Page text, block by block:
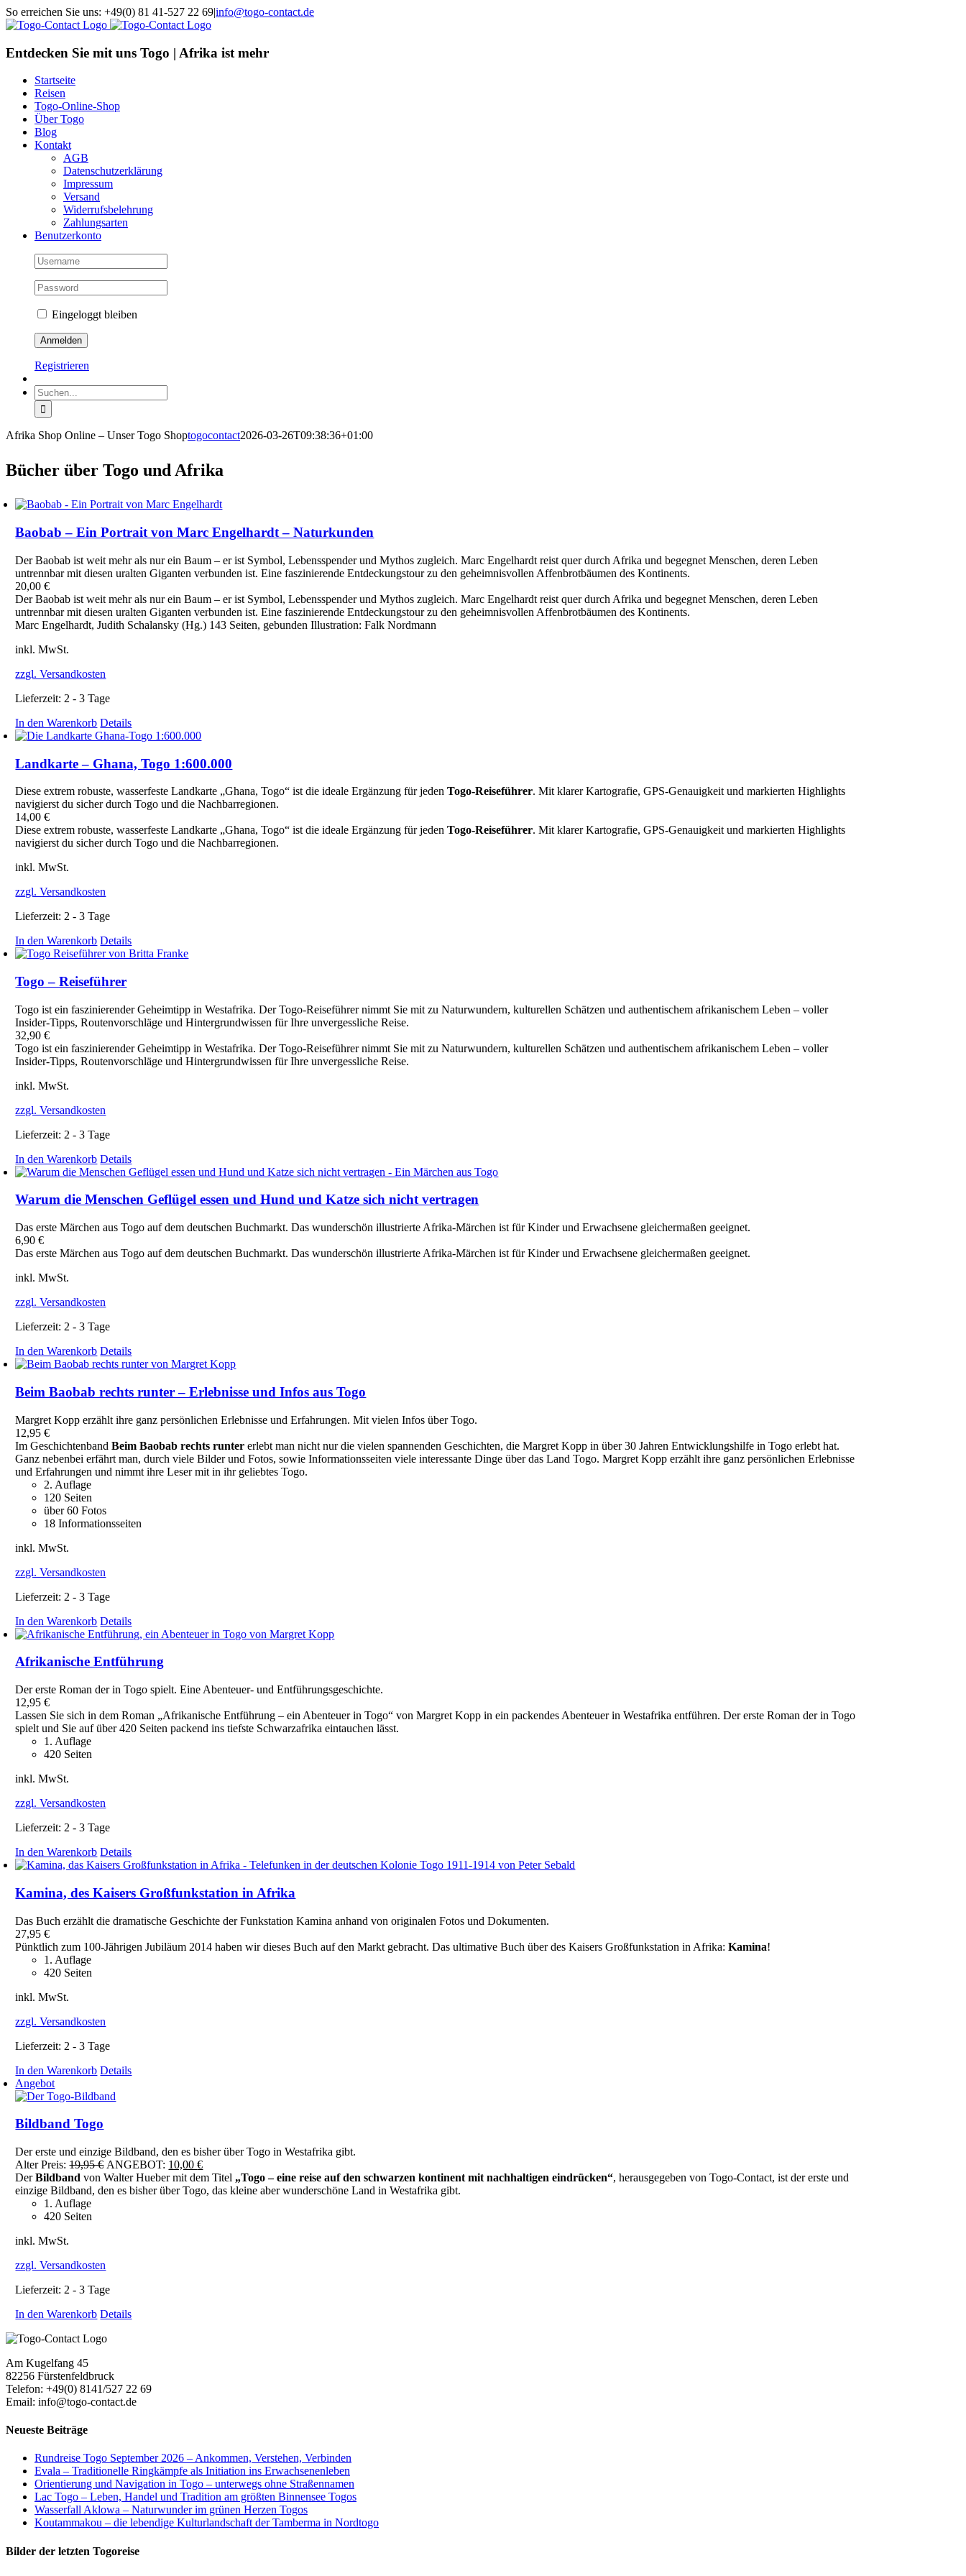
Skip
to
So erreichen Sie uns: +49(0) 81 41-527 22 69|info@togo-contact.de
Facebook
Instagram
Pinterest
X
Rss
E-
Entdecken Sie mit uns Togo | Afrika ist mehr
Startseite
Reisen
Togo-Online-Shop
Über Togo
Blog
Kontakt
AGB
Datenschutzerklärung
Impressum
Versand
Widerrufsbelehrung
Zahlungsarten
Benutzerkonto
Eingeloggt bleiben
Registrieren
Suche
nach:
Afrika Shop Online – Unser Togo Shoptogocontact2026-03-26T09:38:36+01:00
Bücher über Togo und Afrika
Baobab – Ein Portrait von Marc Engelhardt – Naturkunden
Der Baobab ist weit mehr als nur ein Baum – er ist Symbol, Lebensspender und Mythos zugleich. Marc Engelhardt reist quer durch Afrika und begegnet Menschen, deren Leben
untrennbar mit diesen uralten Giganten verbunden ist. Eine faszinierende Entdeckungstour zu den geheimnisvollen Affenbrotbäumen des Kontinents.
20,00€
Der Baobab ist weit mehr als nur ein Baum – er ist Symbol, Lebensspender und Mythos zugleich. Marc Engelhardt reist quer durch Afrika und begegnet Menschen, deren Leben
untrennbar mit diesen uralten Giganten verbunden ist. Eine faszinierende Entdeckungstour zu den geheimnisvollen Affenbrotbäumen des Kontinents.
Marc Engelhardt, Judith Schalansky (Hg.) 143 Seiten, gebunden Illustration: Falk Nordmann
inkl. MwSt.
zzgl. Versandkosten
Lieferzeit: 2 - 3 Tage
In den Warenkorb Details
Landkarte – Ghana, Togo 1:600.000
Diese extrem robuste, wasserfeste Landkarte „Ghana, Togo“ ist die ideale Ergänzung für jedenTogo‑Reiseführer. Mit klarer Kartografie, GPS‑Genauigkeit und markierten Highlights
navigierst du sicher durch Togo und die Nachbarregionen.
14,00€
Diese extrem robuste, wasserfeste Landkarte „Ghana, Togo“ ist die ideale Ergänzung für jedenTogo‑Reiseführer. Mit klarer Kartografie, GPS‑Genauigkeit und markierten Highlights
navigierst du sicher durch Togo und die Nachbarregionen.
inkl. MwSt.
zzgl. Versandkosten
Lieferzeit: 2 - 3 Tage
In den Warenkorb Details
Togo – Reiseführer
Togo ist ein faszinierender Geheimtipp in Westafrika. Der Togo‑Reiseführer nimmt Sie mit zu Naturwundern, kulturellen Schätzen und authentischem afrikanischem Leben – voller
Insider‑Tipps, Routenvorschläge und Hintergrundwissen für Ihre unvergessliche Reise.
32,90€
Togo ist ein faszinierender Geheimtipp in Westafrika. Der Togo‑Reiseführer nimmt Sie mit zu Naturwundern, kulturellen Schätzen und authentischem afrikanischem Leben – voller
Insider‑Tipps, Routenvorschläge und Hintergrundwissen für Ihre unvergessliche Reise.
inkl. MwSt.
zzgl. Versandkosten
Lieferzeit: 2 - 3 Tage
In den Warenkorb Details
Warum die Menschen Geflügel essen und Hund und Katze sich nicht vertragen
Das erste Märchen aus Togo auf dem deutschen Buchmarkt. Das wunderschön illustrierte Afrika-Märchen ist für Kinder und Erwachsene gleichermaßen geeignet.
6,90€
Das erste Märchen aus Togo auf dem deutschen Buchmarkt. Das wunderschön illustrierte Afrika-Märchen ist für Kinder und Erwachsene gleichermaßen geeignet.
inkl. MwSt.
zzgl. Versandkosten
Lieferzeit: 2 - 3 Tage
In den Warenkorb Details
Beim Baobab rechts runter – Erlebnisse und Infos aus Togo
Margret Kopp erzählt ihre ganz persönlichen Erlebnisse und Erfahrungen. Mit vielen Infos über Togo.
12,95€
Im GeschichtenbandBeim Baobab rechts runter erlebt man nicht nur die vielen spannenden Geschichten, die Margret Kopp in über 30 Jahren Entwicklungshilfe in Togo erlebt hat.
Ganz nebenbei erfährt man, durch viele Bilder und Fotos, sowie Informationsseiten viele interessante Dinge über das Land Togo. Margret Kopp erzählt ihre ganz persönlichen Erlebnisse
und Erfahrungen und nimmt ihre Leser mit in ihr geliebtes Togo.
2. Auflage
120 Seiten
über 60 Fotos
18 Informationsseiten
inkl. MwSt.
zzgl. Versandkosten
Lieferzeit: 2 - 3 Tage
In den Warenkorb Details
Afrikanische Entführung
Der erste Roman der in Togo spielt. Eine Abenteuer- und Entführungsgeschichte.
12,95€
Lassen Sie sich in dem Roman „Afrikanische Entführung – ein Abenteuer in Togo“ von Margret Kopp in ein packendes Abenteuer in Westafrika entführen. Der erste Roman der in Togo
spielt und Sie auf über 420 Seiten packend ins tiefste Schwarzafrika eintauchen lässt.
1. Auflage
420 Seiten
inkl. MwSt.
zzgl. Versandkosten
Lieferzeit: 2 - 3 Tage
In den Warenkorb Details
Kamina, des Kaisers Großfunkstation in Afrika
Das Buch erzählt die dramatische Geschichte der Funkstation Kamina anhand von originalen Fotos und Dokumenten.
27,95€
Pünktlich zum 100-Jährigen Jubiläum 2014 haben wir dieses Buch auf den Markt gebracht. Das ultimative Buch über des Kaisers Großfunkstation in Afrika:Kamina!
1. Auflage
420 Seiten
inkl. MwSt.
zzgl. Versandkosten
Lieferzeit: 2 - 3 Tage
In den Warenkorb Details
Angebot
Bildband Togo
Der erste und einzige Bildband, den es bisher über Togo in Westafrika gibt.
Alter Preis: 19,95€ Ursprünglicher
Preis
war:
ANGEBOT: 10,00€Aktueller
Preis
ist:
DerBildband von Walter Hueber mit dem Titel „Togo – eine reise auf den schwarzen kontinent mit nachhaltigen eindrücken“, herausgegeben von Togo-Contact, ist der erste und
einzige Bildband, den es bisher über Togo, das kleine aber wunderschöne Land in Westafrika gibt.
1. Auflage
420 Seiten
inkl. MwSt.
zzgl. Versandkosten
Lieferzeit: 2 - 3 Tage
In den Warenkorb Details
Am Kugelfang 45
82256 Fürstenfeldbruck
Telefon: +49(0) 8141/527 22 69
Email: info@togo-contact.de
Neueste Beiträge
Rundreise Togo September 2026 – Ankommen, Verstehen, Verbinden
Evala – Traditionelle Ringkämpfe als Initiation ins Erwachsenenleben
Orientierung und Navigation in Togo – unterwegs ohne Straßennamen
Lac Togo – Leben, Handel und Tradition am größten Binnensee Togos
Wasserfall Aklowa – Naturwunder im grünen Herzen Togos
Koutammakou – die lebendige Kulturlandschaft der Tamberma in Nordtogo
Bilder der letzten Togoreise